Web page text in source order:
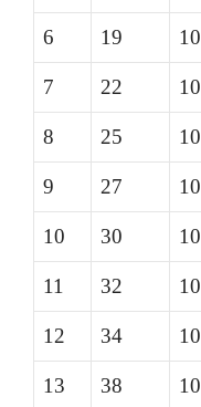
6 19 10
7 22 10
8 25 10
9 27 10
10 30 10
11 32 10
12 34 10
13 38 10